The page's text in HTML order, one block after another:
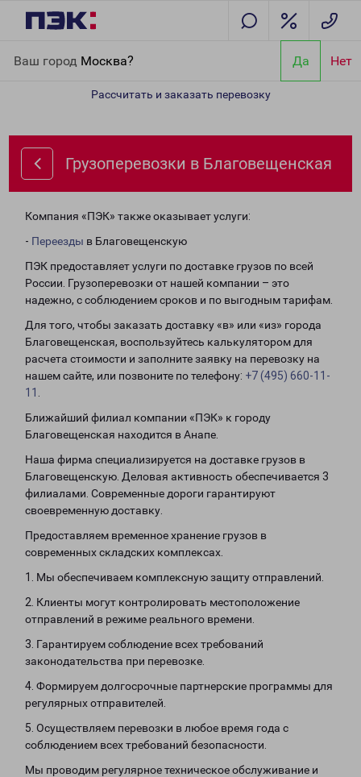
Ваш город Москва? Да Нет
Рассчитать и заказать перевозку
Грузоперевозки в Благовещенская
Компания «ПЭК» также оказывает услуги:
- Переезды в Благовещенскую
ПЭК предоставляет услуги по доставке грузов по всей
России. Грузоперевозки от нашей компании – это
надежно, с соблюдением сроков и по выгодным тарифам.
Для того, чтобы заказать доставку «в» или «из» города
Благовещенская, воспользуйтесь калькулятором для
расчета стоимости и заполните заявку на перевозку на
нашем сайте, или позвоните по телефону: +7 (495) 660-11-
11
Ближайший филиал компании «ПЭК» к городу
Благовещенская находится в Анапе.
Наша фирма специализируется на доставке грузов в
Благовещенскую. Деловая активность обеспечивается 3
филиалами. Современные дороги гарантируют
своевременную доставку.
Предоставляем временное хранение грузов в
современных складских комплексах.
1. Мы обеспечиваем комплексную защиту отправлений.
2. Клиенты могут контролировать местоположение
отправлений в режиме реального времени.
3. Гарантируем соблюдение всех требований
законодательства при перевозке.
4. Формируем долгосрочные партнерские программы для
регулярных отправителей.
5. Осуществляем перевозки в любое время года с
соблюдением всех требований безопасности.
Мы проводим регулярное техническое обслуживание и